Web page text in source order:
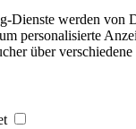
Dienste werden von
personalisierte
über